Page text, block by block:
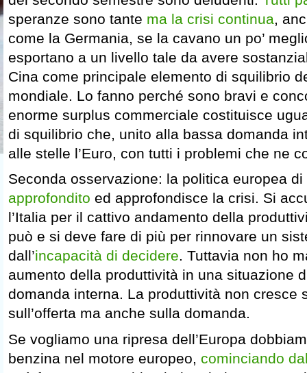
speranze sono tante ma la crisi continua,
come la Germania, se la cavano un po’
esportano a un livello tale da avere
Cina come principale elemento di squilibrio
mondiale. Lo fanno perché sono bravi e
enorme surplus commerciale costituisce
di squilibrio che, unito alla bassa domanda
alle stelle l’Euro, con tutti i problemi che ne
Seconda osservazione: la politica europea di
approfondito ed approfondisce la crisi. Si
l’Italia per il cattivo andamento della
può e si deve fare di più per rinnovare un
dall’incapacità di decidere. Tuttavia non ho
aumento della produttività in una situazione
domanda interna. La produttività non cresce
sull’offerta ma anche sulla domanda.
Se vogliamo una ripresa dell’Europa
benzina nel motore europeo, cominciando